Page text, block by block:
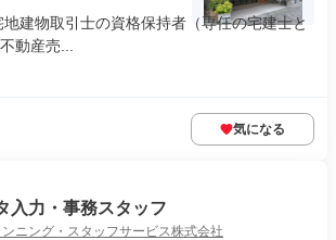
建物取引士の資格保持者（専任の宅建士と
動産売...
気になる
入力・事務スタッフ
ニング・スタッフサービス株式会社